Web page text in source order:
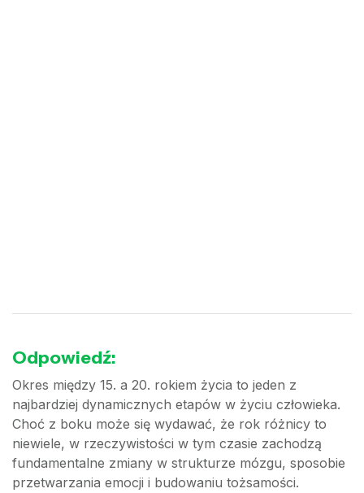
Odpowiedź:
Okres między 15. a 20. rokiem życia to jeden z
najbardziej dynamicznych etapów w życiu człowieka.
Choć z boku może się wydawać, że rok różnicy to
niewiele, w rzeczywistości w tym czasie zachodzą
fundamentalne zmiany w strukturze mózgu, sposobie
przetwarzania emocji i budowaniu tożsamości.